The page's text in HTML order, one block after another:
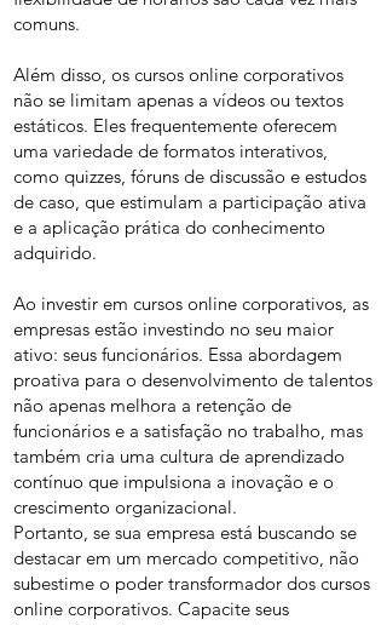
comuns.
Além disso, os cursos online corporativos
não se limitam apenas a vídeos ou textos
estáticos. Eles frequentemente oferecem
uma variedade de formatos interativos,
como quizzes, fóruns de discussão e estudos
de caso, que estimulam a participação ativa
e a aplicação prática do conhecimento
adquirido.
Ao investir em cursos online corporativos, as
empresas estão investindo no seu maior
ativo: seus funcionários. Essa abordagem
proativa para o desenvolvimento de talentos
não apenas melhora a retenção de
funcionários e a satisfação no trabalho, mas
também cria uma cultura de aprendizado
contínuo que impulsiona a inovação e o
crescimento organizacional.
Portanto, se sua empresa está buscando se
destacar em um mercado competitivo, não
subestime o poder transformador dos cursos
online corporativos. Capacite seus